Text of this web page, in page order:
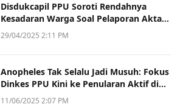
Disdukcapil PPU Soroti Rendahnya
Kesadaran Warga Soal Pelaporan Akta
Kematian
29/04/2025 2:11 PM
Anopheles Tak Selalu Jadi Musuh: Fokus
Dinkes PPU Kini ke Penularan Aktif di
Sotek
11/06/2025 2:07 PM